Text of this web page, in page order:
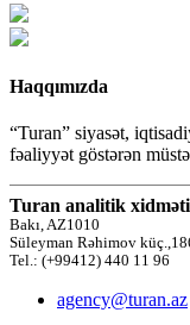
Haqqımızda
“Turan” siyasət,
fəaliyyət göstərən
Turan analitik xidməti
Bakı, AZ1010
Süleyman Rəhimov
Tel.: (+99412) 440 11 96
agency@turan.az